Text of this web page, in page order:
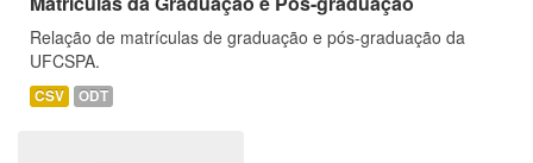
Relação de matrículas de graduação e pós-graduação da
UFCSPA.
CSV ODT